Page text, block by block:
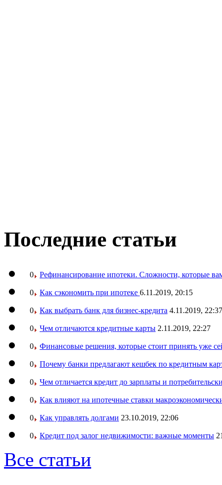
Последние статьи
0 Рефинансирование ипотеки. Сложности, которые
0 Как сэкономить при ипотеке 6.11.2019, 20:15
0 Как выбрать банк для бизнес-кредита 4.11.2019, 22:37
0 Чем отличаются кредитные карты 2.11.2019, 22:27
0 Финансовые решения, которые стоит принять уже
0 Почему банки предлагают кешбек по кредитным
0 Чем отличается кредит до зарплаты и
0 Как влияют на ипотечные ставки
0 Как управлять долгами 23.10.2019, 22:06
0 Кредит под залог недвижимости: важные моменты
Все статьи